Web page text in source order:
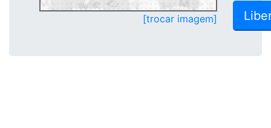
[trocar imagem]